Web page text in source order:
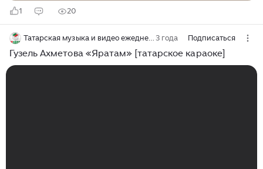
1 20
Татарская музыка и видео ежедневно 3 года Подписаться
Гузель Ахметова «Яратам» [татарское караоке]